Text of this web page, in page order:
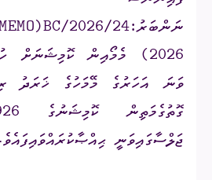
ނަންބަރު:2026/24
ވަނަ އަހަރުގެ މޭމަހުގެ ޚަރަދު
ގޮތުގެމަތިން ކޮމިޝަނުގެ
ޖަލްސާގައިވަނީ ޙިއްޞާކުރައްވައިފައެވެ.